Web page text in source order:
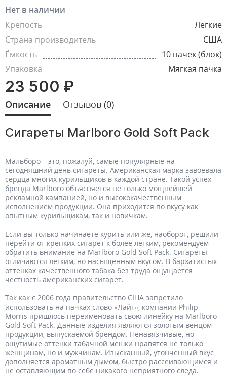
Нет в наличии
Крепость
Легкие
Страна производитель
США
Ёмкость
10 пачек (блок)
Упаковка
Мягкая пачка
23 500 ₽
Описание Отзывов (0)
Сигареты Marlboro Gold Soft Pack
Мальборо – это, пожалуй, самые популярные на
сегодняшний день сигареты. Американская марка завоевала
сердца многих курильщиков в каждой стране. Такой успех
бренда Marlboro объясняется не только мощнейшей
рекламной кампанией, но и высококачественным
исполнением продукции. Она приходится по вкусу как
опытным курильщикам, так и новичкам.
Если вы только начинаете курить или же, наоборот, решили
перейти от крепких сигарет к более легким, рекомендуем
обратить внимание на Marlboro Gold Soft Pack. Сигареты
отличаются легким, но насыщенным вкусом. В бархатистых
оттенках качественного табака без труда ощущается
честность американских сигарет.
Так как с 2006 года правительство США запретило
использовать на пачках слово «Лайт», компании Philip
Morris пришлось переименовать свою линейку на Marlboro
Gold Soft Pack. Данные изделия являются золотым венцом
продукции, выпускаемой брендом. Ненавязчивые, но
ощутимые оттенки табачной мешки нравятся не только
женщинам, но и мужчинам. Изысканный, утонченный вкус
дополняется ароматным дымом, быстро рассеивающимся и
не оставляющим по себе никакого неприятного следа.